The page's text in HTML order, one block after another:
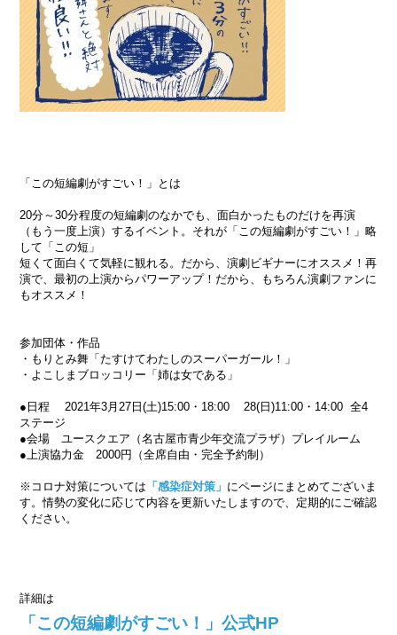
「この短編劇がすごい！」とは
20分～30分程度の短編劇のなかでも、面白かったものだけを再演
（もう一度上演）するイベント。それが「この短編劇がすごい！」略
して「この短」
短くて面白くて気軽に観れる。だから、演劇ビギナーにオススメ！再
演で、最初の上演からパワーアップ！だから、もちろん演劇ファンに
もオススメ！
参加団体・作品
・もりとみ舞「たすけてわたしのスーパーガール！」
・よこしまブロッコリー「姉は女である」
●日程 2021年3月27日(土)15:00・18:00 28(日)11:00・14:00 全4
ステージ
●会場 ユースクエア（名古屋市青少年交流プラザ）プレイルーム
●上演協力金 2000円（全席自由・完全予約制）
※コロナ対策については 「感染症対策」 にページにまとめてございま
す。情勢の変化に応じて内容を更新いたしますので、定期的にご確認
ください。
詳細は
「この短編劇がすごい！」公式HP